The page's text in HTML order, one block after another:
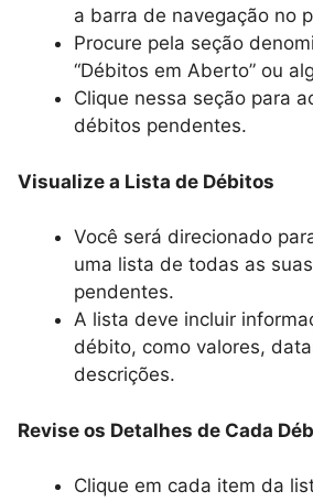
a barra de navegação no
Procure pela seção
“Débitos em Aberto” ou
Clique nessa seção para
débitos pendentes.
Visualize a Lista de Débitos
Você será direcionado
uma lista de todas as
pendentes.
A lista deve incluir
débito, como valores,
descrições.
Revise os Detalhes de Cada
Clique em cada item da